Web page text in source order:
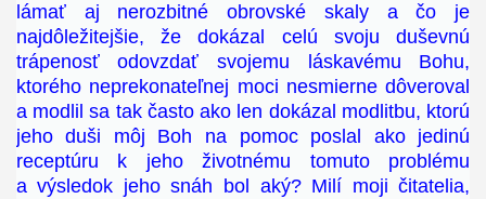
lámať aj nerozbitné obrovské skaly a čo je
najdôležitejšie, že dokázal celú svoju duševnú
trápenosť odovzdať svojemu láskavému Bohu,
ktorého neprekonateľnej moci nesmierne dôveroval
a modlil sa tak často ako len dokázal modlitbu, ktorú
jeho duši môj Boh na pomoc poslal ako jedinú
receptúru k jeho životnému tomuto problému
a výsledok jeho snáh bol aký? Milí moji čitatelia,